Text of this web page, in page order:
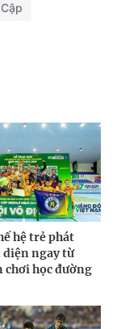
hệ trẻ phát
ngay từ
chơi học đường